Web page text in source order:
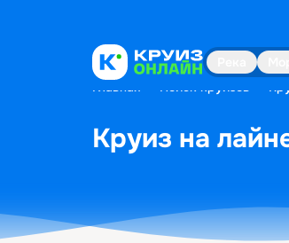
Главная Поиск круизов
Круиз на